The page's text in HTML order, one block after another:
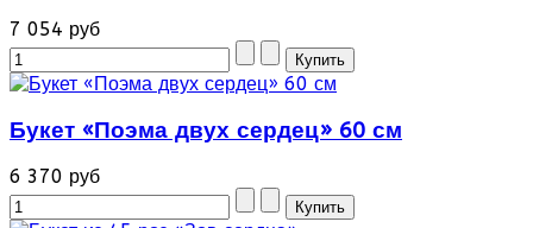
7 054 руб
Букет «Поэма двух сердец» 60 см
6 370 руб